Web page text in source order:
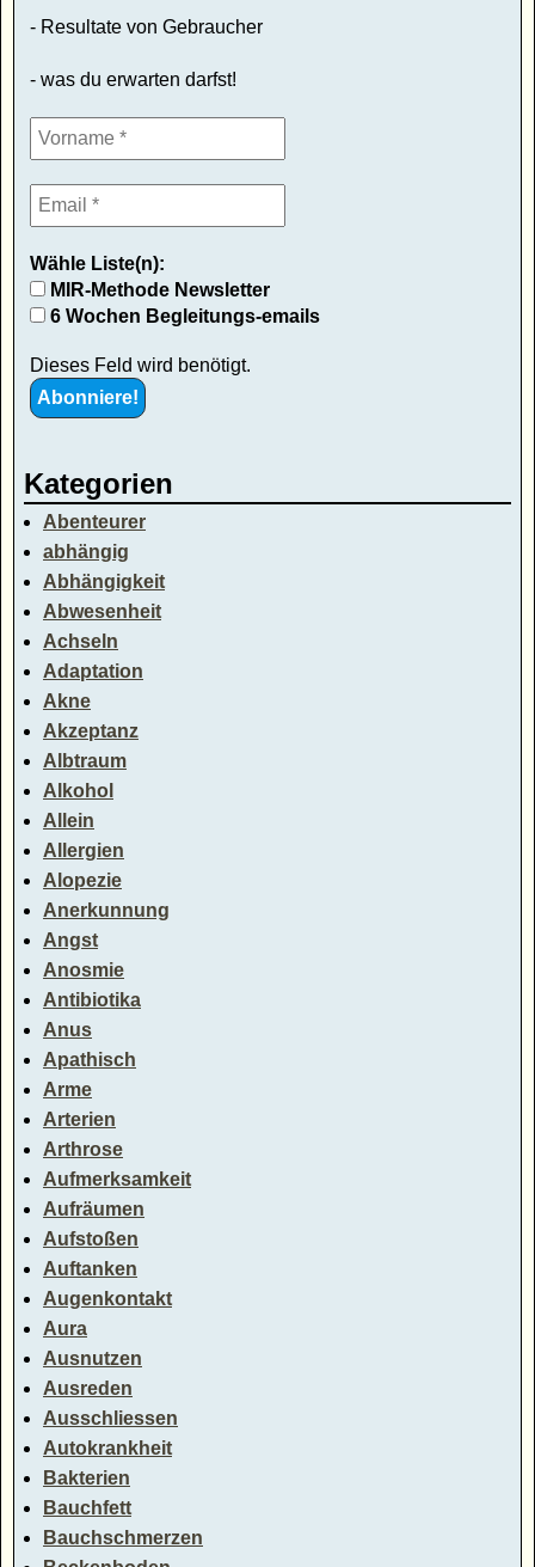
- Resultate von Gebraucher
- was du erwarten darfst!
Wähle Liste(n):
MIR-Methode Newsletter
6 Wochen Begleitungs-emails
Dieses Feld wird benötigt.
Kategorien
Abenteurer
abhängig
Abhängigkeit
Abwesenheit
Achseln
Adaptation
Akne
Akzeptanz
Albtraum
Alkohol
Allein
Allergien
Alopezie
Anerkunnung
Angst
Anosmie
Antibiotika
Anus
Apathisch
Arme
Arterien
Arthrose
Aufmerksamkeit
Aufräumen
Aufstoßen
Auftanken
Augenkontakt
Aura
Ausnutzen
Ausreden
Ausschliessen
Autokrankheit
Bakterien
Bauchfett
Bauchschmerzen